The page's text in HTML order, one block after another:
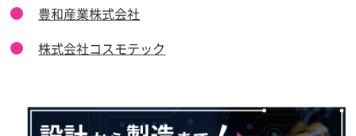
豊和産業株式会社
株式会社コスモテック